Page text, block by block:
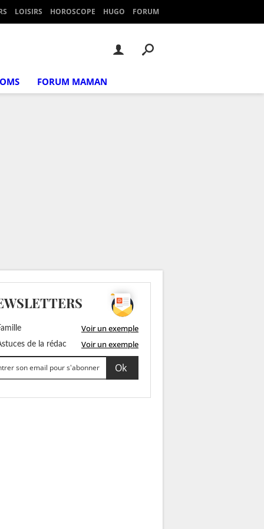
LOISIRS HOROSCOPE HUGO FORUM
FORUM MAMAN
Voir un exemple
de la rédac Voir un exemple